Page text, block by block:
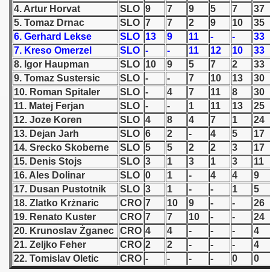
4. Artur Horvat
SLO 9 7 9 5 7
37
5. Tomaz Drnac
SLO 7 7 2 9 10
35
6. Gerhard Lekse
SLO 13 9 11 - -
33
7. Kreso Omerzel
SLO - - 11 12 10
33
8. Igor Haupman
SLO 10 9 5 7 2
33
9. Tomaz Sustersic
SLO - - 7 10 13
30
10. Roman Spitaler
SLO - 4 7 11 8
30
11. Matej Ferjan
SLO - - 1 11 13
25
12. Joze Koren
SLO 4 8 4 7 1
24
13. Dejan Jarh
SLO 6 2 - 4 5
17
14. Srecko Skoberne
SLO 5 5 2 2 3
17
15. Denis Stojs
SLO 3 1 3 1 3
11
16. Ales Dolinar
SLO 0 1 - 4 4
9
17. Dusan Pustotnik
SLO 3 1 - - 1
5
18. Zlatko Krżnaric
CRO 7 10 9 - -
26
19. Renato Kuster
CRO 7 7 10 - -
24
20. Krunoslav Żganec CRO 4 4 - - -
4
21. Zeljko Feher
CRO 2 2 - - -
4
22. Tomislav Oletic
CRO - - - - 0 0
Świata (World Speedway Championship)
1946